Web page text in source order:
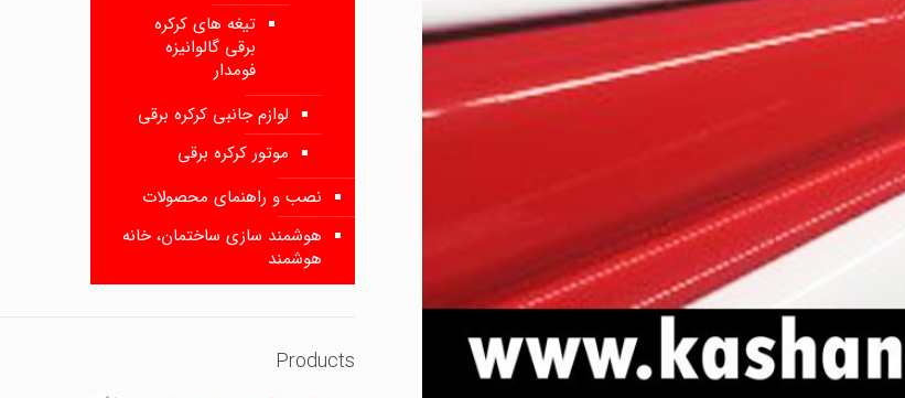
تیغه های کرکره
برقی گالوانیزه
فومدار
لوازم جانبی کرکره برقی
موتور کرکره برقی
نصب و راهنمای محصولات
هوشمند سازی ساختمان، خانه
هوشمند
Products